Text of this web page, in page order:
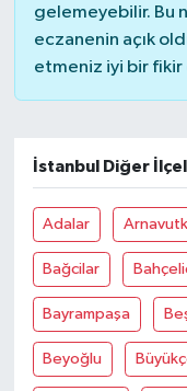
gelemeyebilir. Bu
eczanenin açık
etmeniz iyi bir fikir
İstanbul Diğer
Adalar
Bağcilar
Bayrampaşa
Beyoğlu